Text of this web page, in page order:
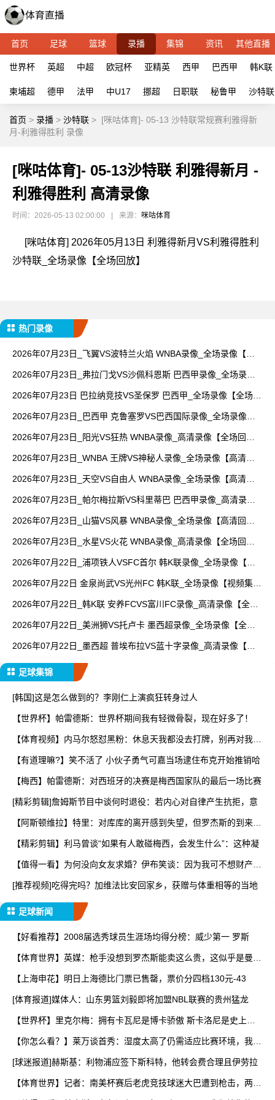
首页 足球 篮球 录播 集锦 资讯 其他直播
世界杯 英超 中超 欧冠杯 亚精英 西甲 巴西甲 韩K联
柬埔超 德甲 法甲 中U17 挪超 日职联 秘鲁甲 沙特联
首页 > 录播 > 沙特联 > [咪咕体育]- 05-13 沙特联常规赛利雅得新
月-利雅得胜利 录像
[咪咕体育]- 05-13沙特联 利雅得新月 -
利雅得胜利 高清录像
时间：2026-05-13 02:00:00 来源： 咪咕体育
[咪咕体育] 2026年05月13日 利雅得新月VS利雅得胜利
沙特联_全场录像【全场回放】
热门录像
2026年07月23日_飞翼VS波特兰火焰 WNBA录像_全场录像【视
2026年07月23日_弗拉门戈VS沙佩科恩斯 巴西甲录像_全场录像
2026年07月23日 巴拉纳竞技VS圣保罗 巴西甲_全场录像【全场回
2026年07月23日_巴西甲 克鲁塞罗VS巴西国际录像_全场录像
2026年07月23日_阳光VS狂热 WNBA录像_高清录像【全场回
2026年07月23日_WNBA 王牌VS神秘人录像_全场录像【高清回
2026年07月23日_天空VS自由人 WNBA录像_全场录像【高清回
2026年07月23日_帕尔梅拉斯VS科里蒂巴 巴西甲录像_高清录像
2026年07月23日_山猫VS风暴 WNBA录像_全场录像【高清回
2026年07月23日_水星VS火花 WNBA录像_高清录像【全场回
2026年07月22日_浦项铁人VSFC首尔 韩K联录像_全场录像【高
2026年07月22日 金泉尚武VS光州FC 韩K联_全场录像【视频集
2026年07月22日_韩K联 安养FCVS富川FC录像_高清录像【全场
2026年07月22日_美洲狮VS托卢卡 墨西超录像_全场录像【全场
2026年07月22日_墨西超 普埃布拉VS蓝十字录像_高清录像【全
足球集锦
[韩国]这是怎么做到的？李刚仁上演疯狂转身过人
【世界杯】帕雷德斯：世界杯期间我有轻微骨裂，现在好多了！
【体育视频】内马尔怒怼黑粉：休息天我都没去打牌，别再对我指
【有道理嘛?】笑不活了 小伙子勇气可嘉当场逮住布克开始推销哈
【梅西】帕雷德斯：对西班牙的决赛是梅西国家队的最后一场比赛
[精彩剪辑]詹姆斯节目中谈何时退役：若内心对自律产生抗拒，意
【阿斯顿维拉】特里：对库库的离开感到失望，但罗杰斯的到来又
【精彩剪辑】利马曾谈“如果有人敢碰梅西，会发生什么”：这种凝
【值得一看】为何没向女友求婚？伊布笑谈：因为我可不想财产被
[推荐视频]吃得完吗？加维法比安回家乡，获赠与体重相等的当地
足球新闻
【好看推荐】2008届选秀球员生涯场均得分榜：威少第一 罗斯
【体育世界】英媒：枪手没想到罗杰斯能卖这么贵，这似乎是曼城
【上海申花】明日上海德比门票已售罄，票价分四档130元-43
[体育报道]媒体人：山东男篮刘毅即将加盟NBL联赛的贵州猛龙
【世界杯】里克尔梅：拥有卡瓦尼是博卡骄傲 斯卡洛尼是史上最
【你怎么看？】莱万谈首秀：湿度太高了仍需适应比赛环境，我还
[球迷报道]赫斯基：利物浦应签下斯科特，他转会费合理且伊劳拉
【体育世界】记者：南美杯赛后老虎竞技球迷大巴遭到枪击，两人